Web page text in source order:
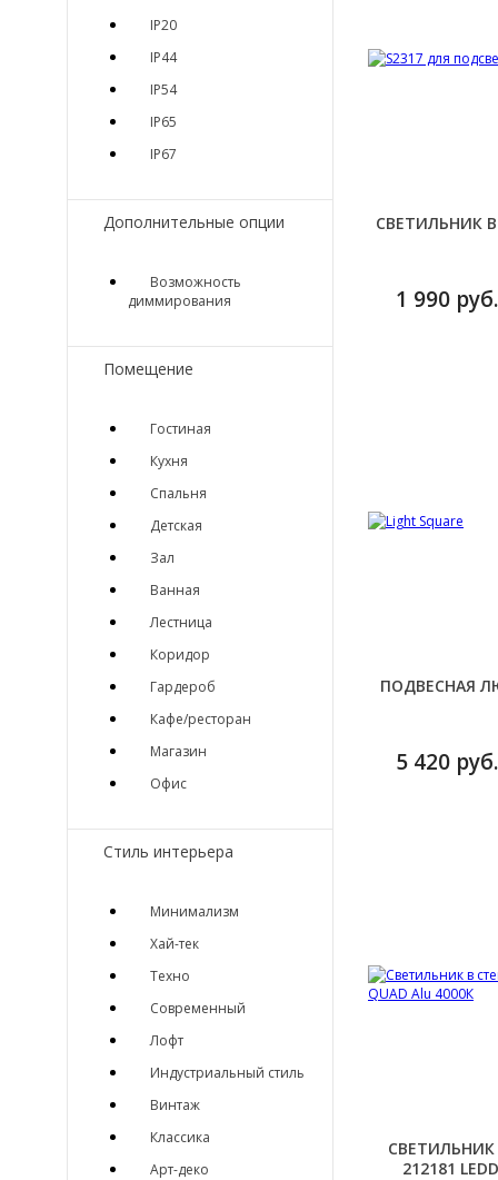
IP20
IP44
IP54
IP65
IP67
Дополнительные опции
Возможность
диммирования
Помещение
Гостиная
Кухня
Спальня
Детская
Зал
Ванная
Лестница
Коридор
Гардероб
Кафе/ресторан
Магазин
Офис
Стиль интерьера
Минимализм
Хай-тек
Техно
Современный
Лофт
Индустриальный стиль
Винтаж
Классика
Арт-деко
СВЕТИЛЬНИК
1 990 руб.
ПОДВЕСНАЯ
5 420 руб.
СВЕТИЛЬНИК
212181